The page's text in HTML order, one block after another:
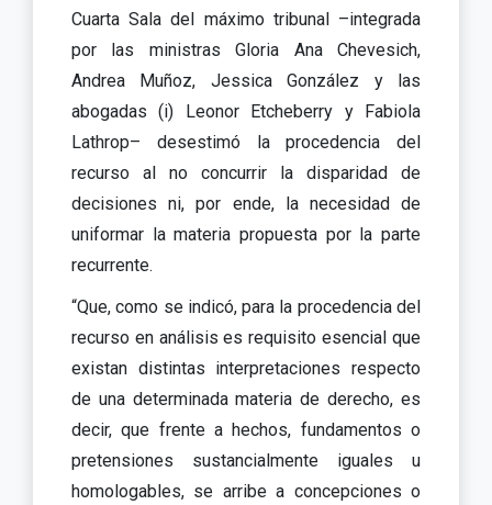
Cuarta Sala del máximo tribunal –integrada
por las ministras Gloria Ana Chevesich,
Andrea Muñoz, Jessica González y las
abogadas (i) Leonor Etcheberry y Fabiola
Lathrop– desestimó la procedencia del
recurso al no concurrir la disparidad de
decisiones ni, por ende, la necesidad de
uniformar la materia propuesta por la parte
recurrente.
“Que, como se indicó, para la procedencia del
recurso en análisis es requisito esencial que
existan distintas interpretaciones respecto
de una determinada materia de derecho, es
decir, que frente a hechos, fundamentos o
pretensiones sustancialmente iguales u
homologables, se arribe a concepciones o